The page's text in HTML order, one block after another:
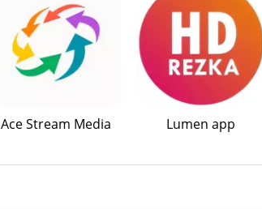
Ace Stream Media Lumen app